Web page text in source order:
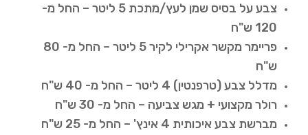
צבע על בסיס שמן לעץ/מתכת 5 ליטר – החל מ-
120 ש"ח
פריימר מקשר אקרילי לקיר 5 ליטר – החל מ- 80
ש"ח
מדלל צבע (טרפנטין) 4 ליטר – החל מ- 40 ש"ח
רולר מקצועי + מגש צביעה – החל מ- 30 ש"ח
מברשת צבע איכותית 4 אינץ' – החל מ- 25 ש"ח